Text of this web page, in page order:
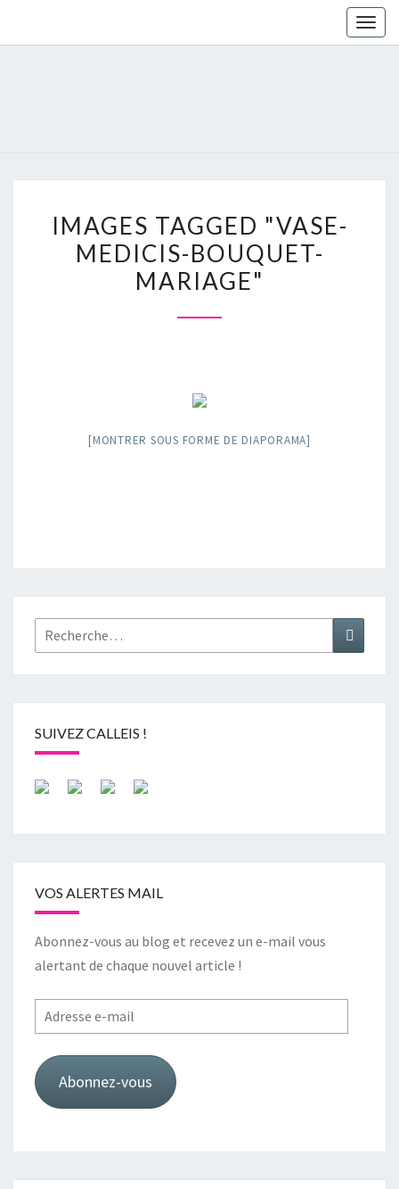
TAGGED
"VASE-
MEDICIS-
IMAGES TAGGED "VASE-
MEDICIS-BOUQUET-
MARIAGE"
[MONTRER SOUS FORME DE DIAPORAMA]
Rechercher :
SUIVEZ CALLEIS !
VOS ALERTES MAIL
Abonnez-vous au blog et recevez un e-mail vous
alertant de chaque nouvel article !
Adresse
e-
mail
Abonnez-vous